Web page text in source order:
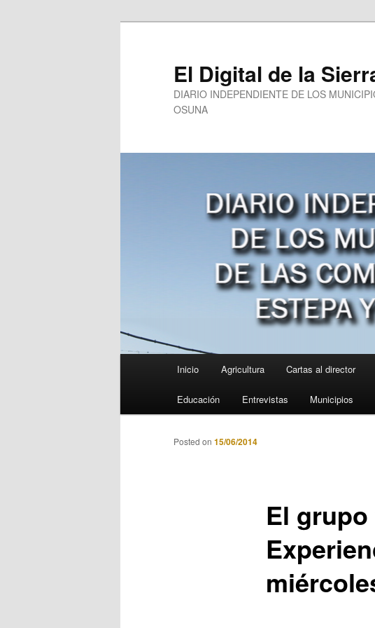
El Digital de la
DIARIO INDEPENDIENTE DE LOS
OSUNA
Inicio Agricultura Cartas al director
Educación Entrevistas Municipios
El
Posted on 15/06/2014